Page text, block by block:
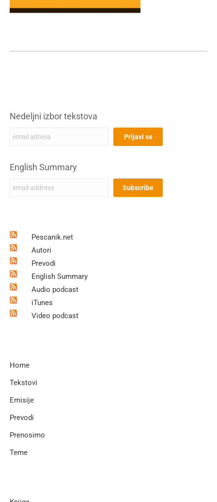
Nedeljni izbor tekstova
English Summary
Pescanik.net
Autori
Prevodi
English Summary
Audio podcast
iTunes
Video podcast
Home
Tekstovi
Emisije
Prevodi
Prenosimo
Teme